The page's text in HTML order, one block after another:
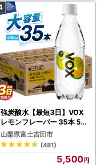
強炭酸水【最短3日】VOX
レモンフレーバー 35本 50
0ml 【富士吉田市限定カー
トン】炭酸
山梨県富士吉田市
(481)
5,500